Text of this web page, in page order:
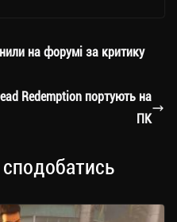
ли
ся
на форумі за критику
Redemption портують на
ПК